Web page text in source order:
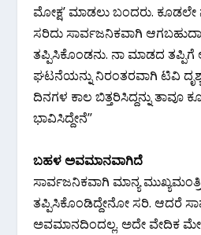
ಮೋಕ್ಷ’ ಮಾಡಲು ಬಂದರು. ಕೂಡಲೇ
ಸರಿದು ಸಾರ್ವಜನಿಕವಾಗಿ
ತಪ್ಪಿಸಿಕೊಂಡನು. ನಾ ಮಾಡದ
ಘಟನೆಯನ್ನು ನಿರಂತರವಾಗಿ ಟಿವಿ
ದಿನಗಳ ಕಾಲ ಬಿತ್ತರಿಸಿದ್ದನ್ನು ತಾವೂ
ಭಾವಿಸಿದ್ದೇನೆ’’
ಬಹಳ ಅವಮಾನವಾಗಿದೆ
ಸಾರ್ವಜನಿಕವಾಗಿ ಮಾನ್ಯ
ತಪ್ಪಿಸಿಕೊಂಡಿದ್ದೇನೋ ಸರಿ. ಆದರೆ
ಅವಮಾನದಿಂದಲ್ಲ. ಅದೇ ವೇದಿಕ